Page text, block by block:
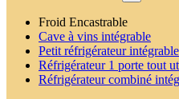
Froid Encastrable
Cave à vins intégrable
Petit réfrigérateur intégrable
Réfrigérateur 1 porte tout
Réfrigérateur combiné